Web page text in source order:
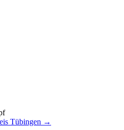
Tübingen →